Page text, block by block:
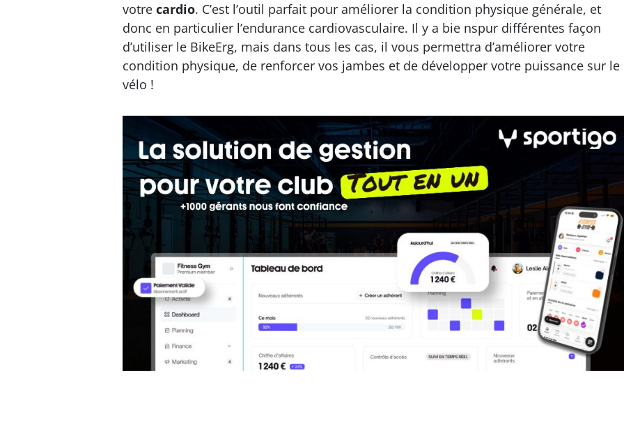
votre cardio. C’est l’outil parfait pour améliorer la condition physique générale, et
donc en particulier l’endurance cardiovasculaire. Il y a bie nspur différentes façon
d’utiliser le BikeErg, mais dans tous les cas, il vous permettra d’améliorer votre
condition physique, de renforcer vos jambes et de développer votre puissance sur le
vélo !